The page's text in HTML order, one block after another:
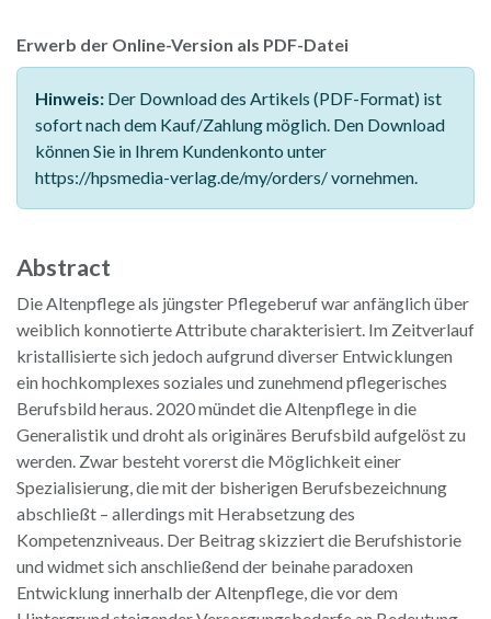
Erwerb der Online-Version als PDF-Datei
Hinweis: Der Download des Artikels (PDF-Format) ist
sofort nach dem Kauf/Zahlung möglich. Den Download
können Sie in Ihrem Kundenkonto unter
https://hpsmedia-verlag.de/my/orders/ vornehmen.
Abstract
Die Altenpflege als jüngster Pflegeberuf war anfänglich über
weiblich konnotierte Attribute charakterisiert. Im Zeitverlauf
kristallisierte sich jedoch aufgrund diverser Entwicklungen
ein hochkomplexes soziales und zunehmend pflegerisches
Berufsbild heraus. 2020 mündet die Altenpflege in die
Generalistik und droht als originäres Berufsbild aufgelöst zu
werden. Zwar besteht vorerst die Möglichkeit einer
Spezialisierung, die mit der bisherigen Berufsbezeichnung
abschließt – allerdings mit Herabsetzung des
Kompetenzniveaus. Der Beitrag skizziert die Berufshistorie
und widmet sich anschließend der beinahe paradoxen
Entwicklung innerhalb der Altenpflege, die vor dem